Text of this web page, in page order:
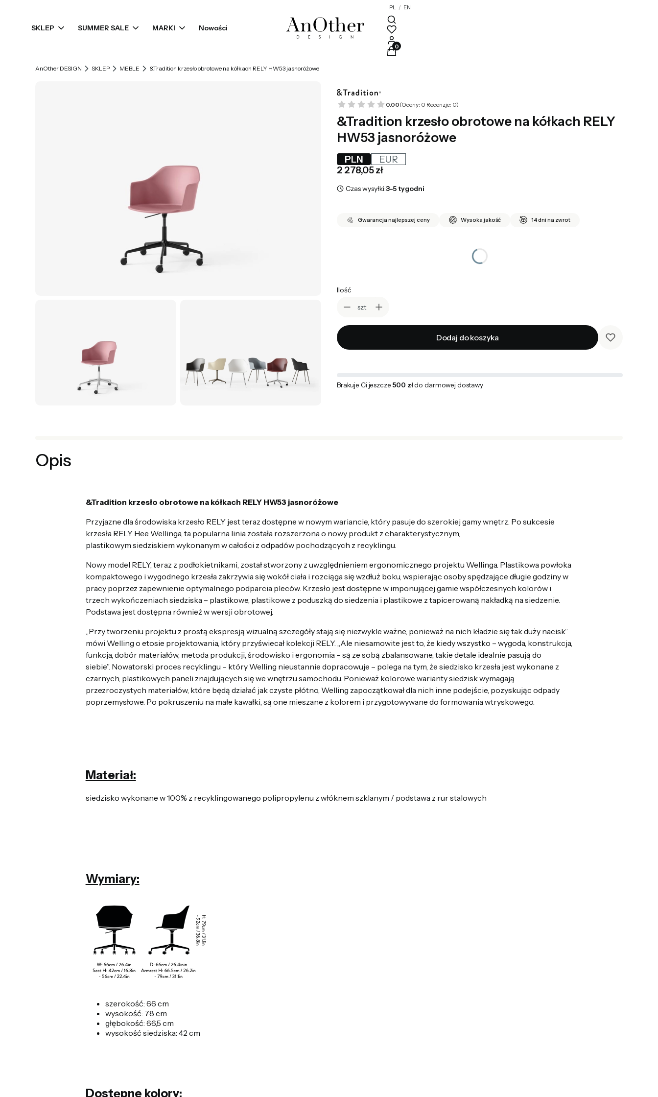
SKLEP SUMMER SALE MARKI Nowości
PL / EN
Produkty w koszyku: 0. Zobacz szczegóły
AnOther DESIGN SKLEP MEBLE &Tradition krzesło obrotowe na kółkach RELY HW53 jasnoróżowe
0.00(Oceny: 0 Recenzje: 0)
&Tradition krzesło obrotowe na kółkach RELY
HW53 jasnoróżowe
PLN
EUR
Cena
2 278,05 zł
Czas wysyłki:3-5 tygodni
Gwarancja najlepszej ceny Wysoka jakość 14 dni na zwrot
Ilość
szt
Dodaj do koszyka
Brakuje Ci jeszcze 500 złdo darmowej dostawy
Opis
&Tradition krzesło obrotowe na kółkach RELY HW53 jasnoróżowe
Przyjazne dla środowiska krzesło RELY jest teraz dostępne w nowym wariancie, który pasuje do szerokiej gamy wnętrz. Po sukcesie
krzesła RELY Hee Wellinga, ta popularna linia została rozszerzona o nowy produkt z charakterystycznym,
plastikowym siedziskiem wykonanym w całości z odpadów pochodzących z recyklingu.
Nowy model RELY, teraz z podłokietnikami, został stworzony z uwzględnieniem ergonomicznego projektu Wellinga. Plastikowa powłoka
kompaktowego i wygodnego krzesła zakrzywia się wokół ciała i rozciąga się wzdłuż boku, wspierając osoby spędzające długie godziny w
pracy poprzez zapewnienie optymalnego podparcia pleców. Krzesło jest dostępne w imponującej gamie współczesnych kolorów i
trzech wykończeniach siedziska – plastikowe, plastikowe z poduszką do siedzenia i plastikowe z tapicerowaną nakładką na siedzenie.
Podstawa jest dostępna również w wersji obrotowej.
„Przy tworzeniu projektu z prostą ekspresją wizualną szczegóły stają się niezwykle ważne, ponieważ na nich kładzie się tak duży nacisk”
mówi Welling o etosie projektowania, który przyświecał kolekcji RELY. „Ale niesamowite jest to, że kiedy wszystko – wygoda, konstrukcja,
funkcja, dobór materiałów, metoda produkcji, środowisko i ergonomia – są ze sobą zbalansowane, takie detale idealnie pasują do
siebie”. Nowatorski proces recyklingu – który Welling nieustannie dopracowuje – polega na tym, że siedzisko krzesła jest wykonane z
czarnych, plastikowych paneli znajdujących się we wnętrzu samochodu. Ponieważ kolorowe warianty siedzisk wymagają
przezroczystych materiałów, które będą działać jak czyste płótno, Welling zapoczątkował dla nich inne podejście, pozyskując odpady
poprzemysłowe. Po pokruszeniu na małe kawałki, są one mieszane z kolorem i przygotowywane do formowania wtryskowego.
Materiał:
siedzisko wykonane w 100% z recyklingowanego polipropylenu z włóknem szklanym / podstawa z rur stalowych
Wymiary:
szerokość: 66 cm
wysokość: 78 cm
głębokość: 66,5 cm
wysokość siedziska: 42 cm
Dostępne kolory: